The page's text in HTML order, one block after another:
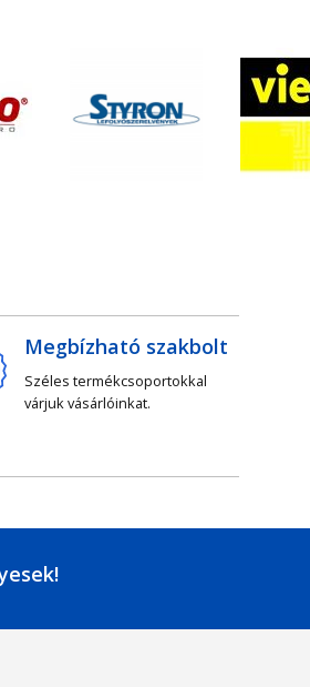
Megbízható szakbolt
Széles termékcsoportokkal
várjuk vásárlóinkat.